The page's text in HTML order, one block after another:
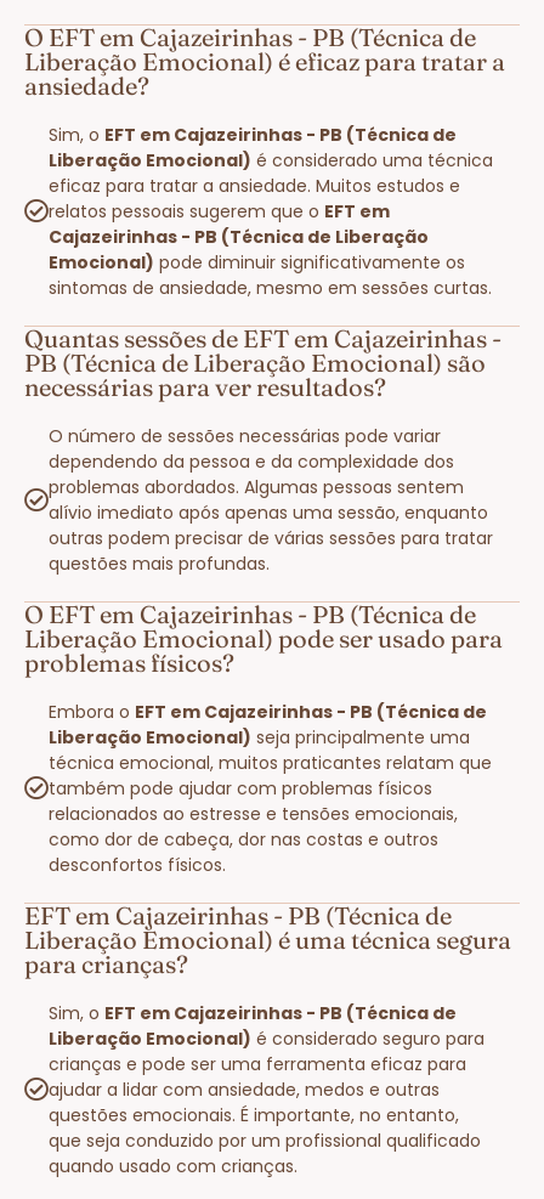
O EFT em Cajazeirinhas - PB (Técnica de
Liberação Emocional) é eficaz para tratar a
ansiedade?
Sim, o EFT em Cajazeirinhas - PB (Técnica de
Liberação Emocional) é considerado uma técnica
eficaz para tratar a ansiedade. Muitos estudos e
relatos pessoais sugerem que o EFT em
Cajazeirinhas - PB (Técnica de Liberação
Emocional) pode diminuir significativamente os
sintomas de ansiedade, mesmo em sessões curtas.
Quantas sessões de EFT em Cajazeirinhas -
PB (Técnica de Liberação Emocional) são
necessárias para ver resultados?
O número de sessões necessárias pode variar
dependendo da pessoa e da complexidade dos
problemas abordados. Algumas pessoas sentem
alívio imediato após apenas uma sessão, enquanto
outras podem precisar de várias sessões para tratar
questões mais profundas.
O EFT em Cajazeirinhas - PB (Técnica de
Liberação Emocional) pode ser usado para
problemas físicos?
Embora o EFT em Cajazeirinhas - PB (Técnica de
Liberação Emocional) seja principalmente uma
técnica emocional, muitos praticantes relatam que
também pode ajudar com problemas físicos
relacionados ao estresse e tensões emocionais,
como dor de cabeça, dor nas costas e outros
desconfortos físicos.
EFT em Cajazeirinhas - PB (Técnica de
Liberação Emocional) é uma técnica segura
para crianças?
Sim, o EFT em Cajazeirinhas - PB (Técnica de
Liberação Emocional) é considerado seguro para
crianças e pode ser uma ferramenta eficaz para
ajudar a lidar com ansiedade, medos e outras
questões emocionais. É importante, no entanto,
que seja conduzido por um profissional qualificado
quando usado com crianças.